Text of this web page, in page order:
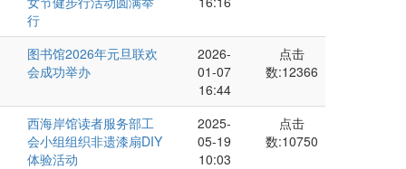
行
图书馆2026年元旦联欢
会成功举办
2026-
01-07
16:44
点击
数:12366
西海岸馆读者服务部工
会小组组织非遗漆扇DIY
体验活动
2025-
05-19
10:03
点击
数:10750